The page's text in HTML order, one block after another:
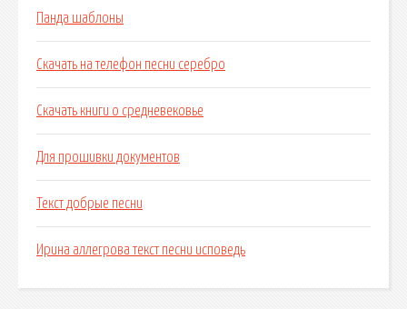
Панда шаблоны
Скачать на телефон песни серебро
Скачать книги о средневековье
Для прошивки документов
Текст добрые песни
Ирина аллегрова текст песни исповедь